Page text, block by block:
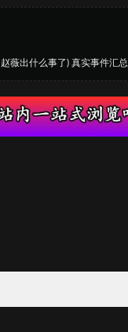
薇出什么事了) 真实事件汇总